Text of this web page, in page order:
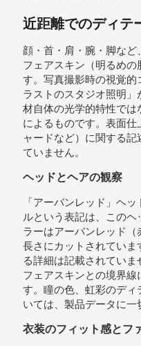
近距離でのディテ
顔・首・肩・腕・脚など
フェアスキン（明るめ
す。写真撮影時の視覚
ラストのスタジオ照明
材自体の光学的特性で
によるものです。表面
ャードなど）に関する
ていません。
ヘッドとヘアの観察
「アーバンレッド」ヘ
ルという表記は、この
ラーはアーバンレッド
長さにカットされてい
る詳細は記載されていま
フェアスキンとの境界
す。瞳の色、虹彩のデ
いては、製品データに一
衣装のフィット感とフ